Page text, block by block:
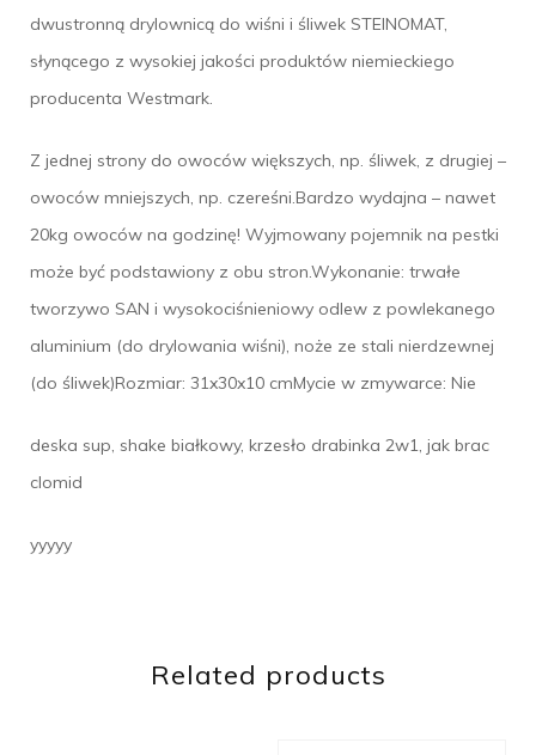
dwustronną drylownicą do wiśni i śliwek STEINOMAT,
słynącego z wysokiej jakości produktów niemieckiego
producenta Westmark.
Z jednej strony do owoców większych, np. śliwek, z drugiej –
owoców mniejszych, np. czereśni.Bardzo wydajna – nawet
20kg owoców na godzinę! Wyjmowany pojemnik na pestki
może być podstawiony z obu stron.Wykonanie: trwałe
tworzywo SAN i wysokociśnieniowy odlew z powlekanego
aluminium (do drylowania wiśni), noże ze stali nierdzewnej
(do śliwek)Rozmiar: 31x30x10 cmMycie w zmywarce: Nie
deska sup, shake białkowy, krzesło drabinka 2w1, jak brac
clomid
yyyyy
Related products